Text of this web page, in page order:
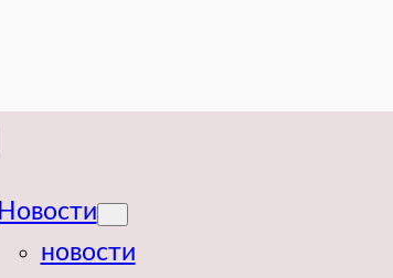
Новости
новости